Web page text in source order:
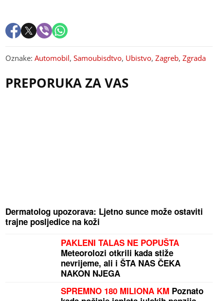
Oznake:Automobil,Samoubisdtvo, Ubistvo,Zagreb,Zgrada
PREPORUKA ZA VAS
Dermatolog upozorava: Ljetno sunce može ostaviti
trajne posljedice na koži
PAKLENI TALAS NE POPUŠTA
Meteorolozi otkrili kada stiže
nevrijeme, ali i ŠTA NAS ČEKA
NAKON NJEGA
SPREMNO 180 MILIONA KM Poznato